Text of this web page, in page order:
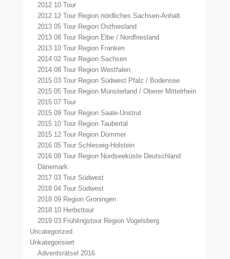
2012 10 Tour
2012 12 Tour Region nördliches Sachsen-Anhalt
2013 05 Tour Region Ostfriesland
2013 08 Tour Region Elbe / Nordfriesland
2013 10 Tour Region Franken
2014 02 Tour Region Sachsen
2014 08 Tour Region Westfalen
2015 03 Tour Region Südwest Pfalz / Bodensee
2015 05 Tour Region Münsterland / Oberer Mittelrhein
2015 07 Tour
2015 09 Tour Region Saale-Unstrut
2015 10 Tour Region Taubertal
2015 12 Tour Region Dümmer
2016 05 Tour Schleswig-Holstein
2016 09 Tour Region Nordseeküste Deutschland
Dänemark
2017 03 Tour Südwest
2018 04 Tour Südwest
2018 09 Region Groningen
2018 10 Herbsttour
2019 03 Frühlingstour Region Vogelsberg
Uncategorized
Unkategorisiert
Adventsrätsel 2016